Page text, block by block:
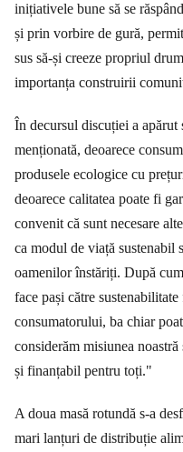
inițiativele bune să se
și prin vorbire de gură,
sus să-și creeze propriul
importanța construirii
În decursul discuției a apărut
menționată, deoarece
produsele ecologice cu
deoarece calitatea poate fi
convenit că sunt necesare
ca modul de viață
oamenilor înstăriți. După
face pași către
consumatorului, ba chiar
considerăm misiunea
și finanțabil pentru toți."
A doua masă rotundă s-a
mari lanțuri de distribuție